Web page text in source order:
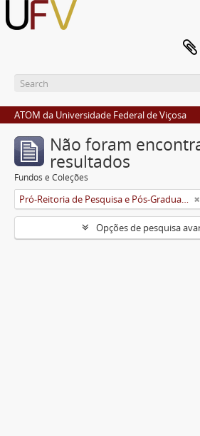
ATOM da Universidade Federal de Viçosa
Não foram
resultados
Fundos e Coleções
Pró-Reitoria de Pesquisa e Pós-Graduação
Opções de pesquisa